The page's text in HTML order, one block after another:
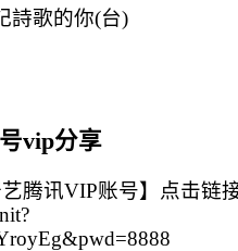
詩歌的你(台)
vip分享
腾讯VIP账号】点击链